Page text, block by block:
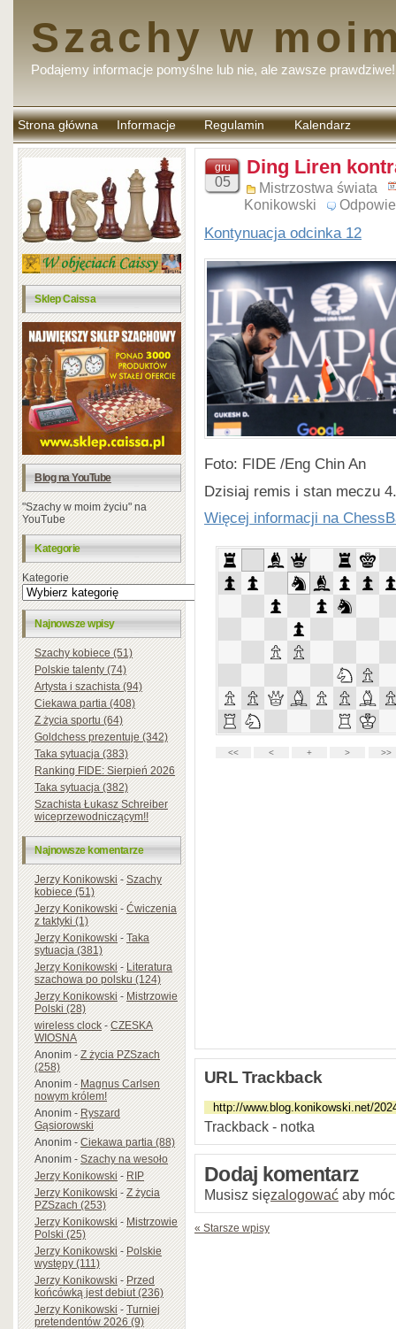
Szachy w
Podajemy informacje pomyślne lub nie, ale zawsze prawdziwe!
Strona główna Informacje Regulamin
komentarzy
Kalendarz
Sklep Caissa
Blog na YouTube
"Szachy w moim życiu" na
YouTube
Kategorie
Kategorie
Najnowsze wpisy
Szachy kobiece (51)
Polskie talenty (74)
Artysta i szachista (94)
Ciekawa partia (408)
Z życia sportu (64)
Goldchess prezentuje (342)
Taka sytuacja (383)
Ranking FIDE: Sierpień 2026
Taka sytuacja (382)
Szachista Łukasz Schreiber
wiceprzewodniczącym!!
Najnowsze komentarze
Jerzy Konikowski-Szachy
kobiece (51)
Jerzy Konikowski-Ćwiczenia
z taktyki (1)
Jerzy Konikowski-Taka
sytuacja (381)
Jerzy Konikowski-Literatura
szachowa po polsku (124)
Jerzy Konikowski-Mistrzowie
Polski (28)
wireless clock-CZESKA
WIOSNA
Anonim-Z życia PZSzach
(258)
Anonim-Magnus Carlsen
nowym królem!
Anonim-Ryszard
Gąsiorowski
Anonim-Ciekawa partia (88)
Anonim-Szachy na wesoło
Jerzy Konikowski-RIP
Jerzy Konikowski-Z życia
PZSzach (253)
Jerzy Konikowski-Mistrzowie
Polski (25)
Jerzy Konikowski-Polskie
występy (111)
Jerzy Konikowski-Przed
końcówką jest debiut (236)
Jerzy Konikowski-Turniej
pretendentów 2026 (9)
gru
05
Ding Liren
Mistrzostwa świata
Konikowski
Kontynuacja odcinka 12
Foto: FIDE /Eng Chin An
Dzisiaj remis i stan meczu
Więcej informacji na
URL Trackback
Trackback - notka
Dodaj komentarz
Musisz sięzalogować aby
« Starsze wpisy